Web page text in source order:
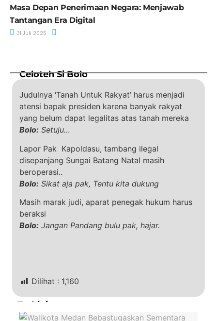
Masa Depan Penerimaan Negara: Menjawab
Tantangan Era Digital
31 Juli 2025
Celoteh Si Bolo
Judulnya ‘Tanah Untuk Rakyat’ harus menjadi
atensi bapak presiden karena banyak rakyat
yang belum dapat legalitas atas tanah mereka
Bolo: Setuju…
Lapor Pak Kapoldasu, tambang ilegal
disepanjang Sungai Batang Natal masih
beroperasi..
Bolo: Sikat aja pak, Tentu kita dukung
Masih marak judi, aparat penegak hukum harus
beraksi
Bolo: Jangan Pandang bulu pak, hajar.
Dilihat : 1,160
Terkini